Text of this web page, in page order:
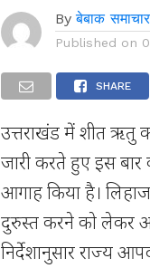
By बेबाक
Published on
SHARE
उत्तराखंड में शीत ऋतु
जारी करते हुए इस
आगाह किया है।
दुरुस्त करने को लेकर
निर्देशानुसार राज्य